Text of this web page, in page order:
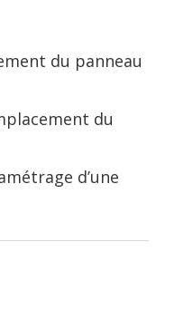
du panneau
du
d’une